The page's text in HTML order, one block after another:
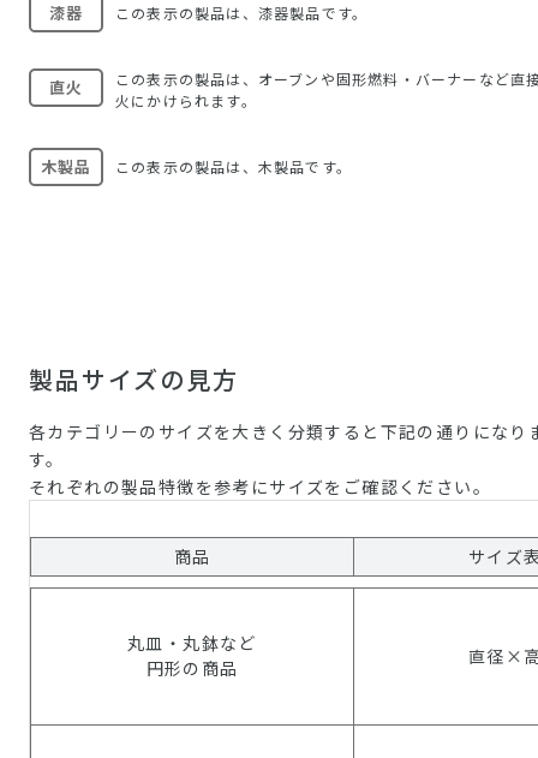
漆器 この表示の製品は、漆器製品です。
直火
この表示の製品は、オーブンや固形燃料・バーナーなど直
火にかけられます。
木製品 この表示の製品は、木製品です。
製品サイズの見方
各カテゴリーのサイズを大きく分類すると下記の通りになり
す。
それぞれの製品特徴を参考にサイズをご確認ください。
商品 サイズ
丸皿・丸鉢など
円形の商品
直径×